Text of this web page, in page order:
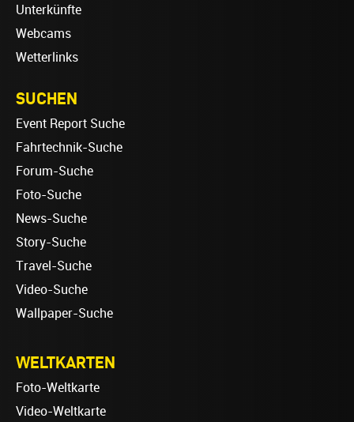
Unterkünfte
Webcams
Wetterlinks
SUCHEN
Event Report Suche
Fahrtechnik-Suche
Forum-Suche
Foto-Suche
News-Suche
Story-Suche
Travel-Suche
Video-Suche
Wallpaper-Suche
WELTKARTEN
Foto-Weltkarte
Video-Weltkarte